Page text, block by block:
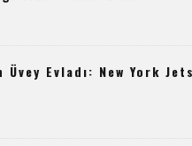
Üvey Evladı: New York